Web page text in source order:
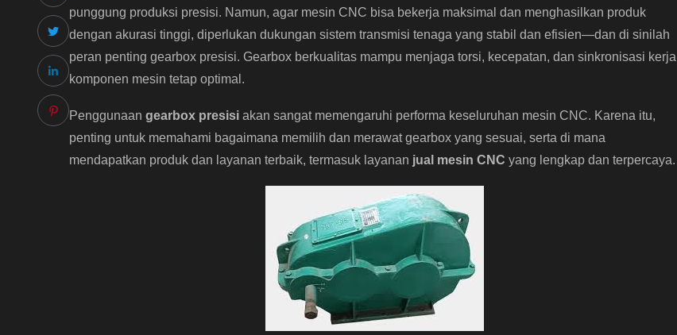
punggung produksi presisi. Namun, agar mesin CNC bisa bekerja maksimal dan menghasilkan produk
dengan akurasi tinggi, diperlukan dukungan sistem transmisi tenaga yang stabil dan efisien—dan di sinilah
peran penting gearbox presisi. Gearbox berkualitas mampu menjaga torsi, kecepatan, dan sinkronisasi kerja
komponen mesin tetap optimal.
Penggunaan gearbox presisi akan sangat memengaruhi performa keseluruhan mesin CNC. Karena itu,
penting untuk memahami bagaimana memilih dan merawat gearbox yang sesuai, serta di mana
mendapatkan produk dan layanan terbaik, termasuk layanan jual mesin CNC yang lengkap dan terpercaya.